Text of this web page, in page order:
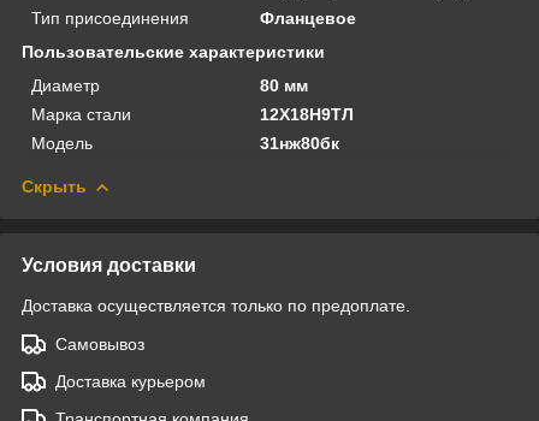
Тип присоединения
Фланцевое
Пользовательские характеристики
Диаметр
80 мм
Марка стали
12Х18Н9ТЛ
Модель
31нж80бк
Скрыть
Условия доставки
Доставка осуществляется только по предоплате.
Самовывоз
Доставка курьером